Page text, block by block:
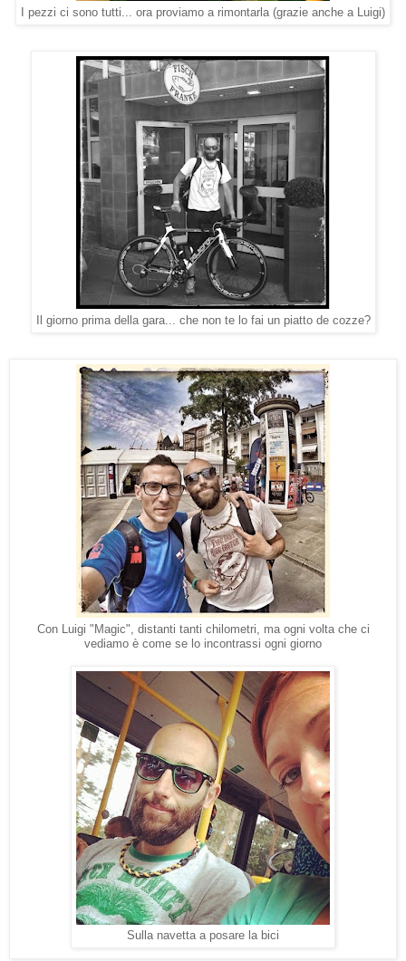
I pezzi ci sono tutti... ora proviamo a rimontarla (grazie anche a Luigi)
Il giorno prima della gara... che non te lo fai un piatto de cozze?
Con Luigi "Magic", distanti tanti chilometri, ma ogni volta che ci
vediamo è come se lo incontrassi ogni giorno
Sulla navetta a posare la bici